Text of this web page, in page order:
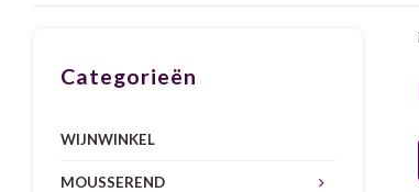
Categorieën
WIJNWINKEL
MOUSSEREND